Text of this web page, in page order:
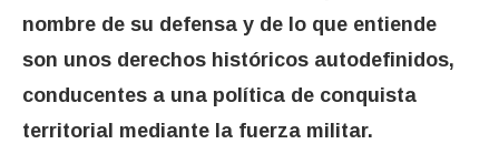
nombre de su defensa y de lo que entiende
son unos derechos históricos autodefinidos,
conducentes a una política de conquista
territorial mediante la fuerza militar.